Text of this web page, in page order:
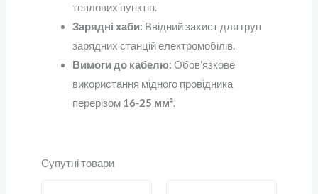
теплових пунктів.
Зарядні хаби: Ввідний захист для груп
зарядних станцій електромобілів.
Вимоги до кабелю: Обов’язкове
використання мідного провідника
перерізом 16-25 мм².
Супутні товари